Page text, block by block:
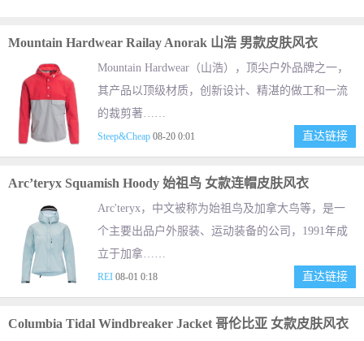
Mountain Hardwear Railay Anorak 山浩 男款皮肤风衣
Mountain Hardwear（山浩），顶尖户外品牌之一，
其产品以顶级材质，创新设计、精湛的做工和一流
的裁剪著……
Steep&Cheap 08-20 0:01 直达链接
Arc’teryx Squamish Hoody 始祖鸟 女款连帽皮肤风衣
Arc'teryx，中文被称为始祖鸟及加拿大鸟等，是一
个主要出品户外服装、运动装备的公司，1991年成
立于加拿……
REI 08-01 0:18 直达链接
Columbia Tidal Windbreaker Jacket 哥伦比亚 女款皮肤风衣